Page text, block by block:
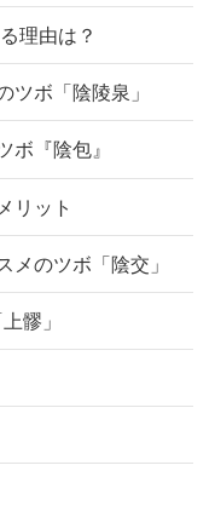
理由は？
ツボ「陰陵泉」
ボ『陰包』
リット
メのツボ「陰交」
髎」